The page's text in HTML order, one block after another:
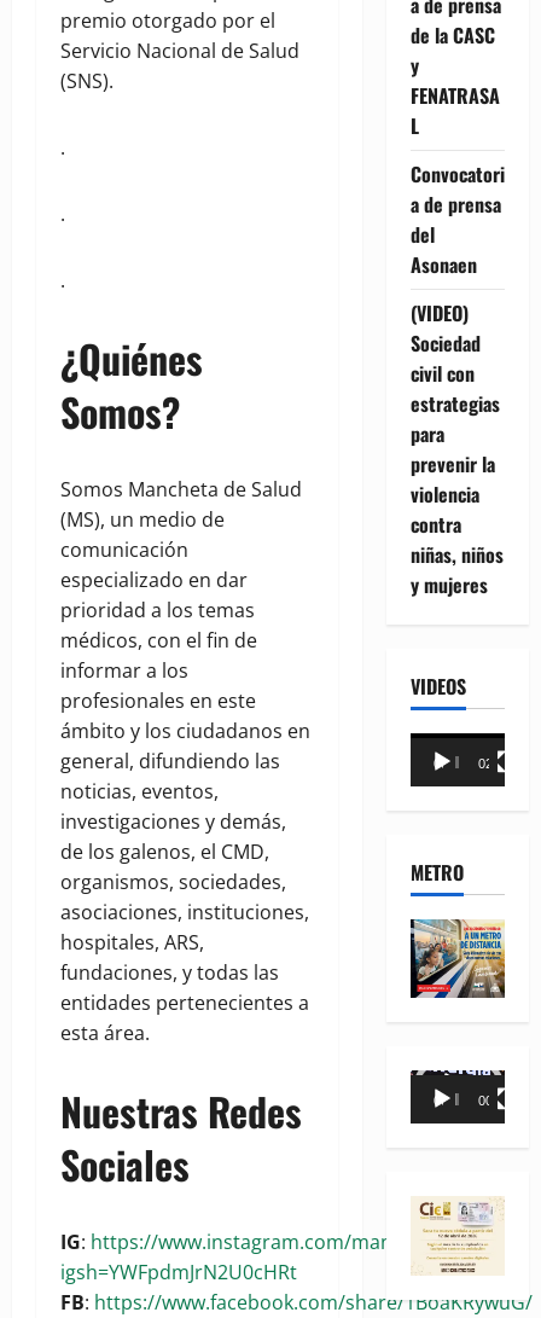
premio otorgado por el
Servicio Nacional de Salud
(SNS).
.
.
.
¿Quiénes
Somos?
Somos Mancheta de Salud
(MS), un medio de
comunicación
especializado en dar
prioridad a los temas
médicos, con el fin de
informar a los
profesionales en este
ámbito y los ciudadanos en
general, difundiendo las
noticias, eventos,
investigaciones y demás,
de los galenos, el CMD,
organismos, sociedades,
asociaciones, instituciones,
hospitales, ARS,
fundaciones, y todas las
entidades pertenecientes a
esta área.
Nuestras Redes
Sociales
IG: https://www.instagram.com/manchetasalud?
igsh=YWFpdmJrN2U0cHRt
FB: https://www.facebook.com/share/1BoaKRywuG/
de la CASC
y
FENATRASA
L
Convocatori
a de prensa
del
Asonaen
(VIDEO)
Sociedad
civil con
estrategias
para
prevenir la
violencia
contra
niñas, niños
y mujeres
VIDEOS
Reproductor
00:00 02:18
METRO
Reproductor
00:00 00:35